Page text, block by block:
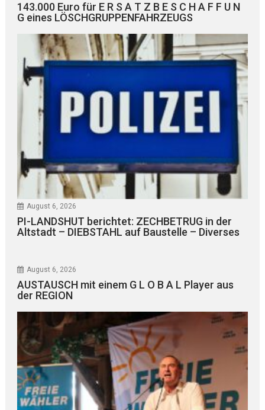
143.000 Euro für E R S A T Z B E S C H A F F U N
G eines LÖSCHGRUPPENFAHRZEUGS
August 6, 2026
PI-LANDSHUT berichtet: ZECHBETRUG in der
Altstadt – DIEBSTAHL auf Baustelle – Diverses
August 6, 2026
AUSTAUSCH mit einem G L O B A L Player aus
der REGION